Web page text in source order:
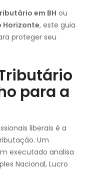
em BH ou
Horizonte, este guia
proteger seu
para a
liberais é a
Um
executado analisa
Nacional, Lucro